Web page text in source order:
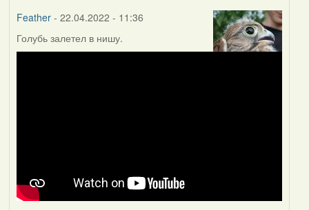
Feather- 22.04.2022 - 11:36
Голубь залетел в нишу.